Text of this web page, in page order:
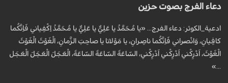
دعاء الفرج بصوت حزين
ادعية_الكوثر: دعاء الفرج... «يا مُحَمَّدُ يا عَلِيُّ يا عَلِيُّ يا مُحَمَّدُ اِكْفِياني فَاِنَّكُما
كافِيانِ، وَانْصُراني فَاِنَّكُما ناصِرانِ، يا مَوْلانا يا صاحِبَ الزَّمانِ، الْغَوْثَ الْغَوْثَ
الْغَوْثَ، اَدْرِكْني اَدْرِكْني اَدْرِكْني، السّاعَةَ السّاعَةَ السّاعَةَ، الْعَجَلَ الْعَجَلَ الْعَجَل
...»